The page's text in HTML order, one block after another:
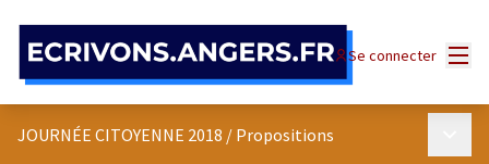
Se connecter
JOURNÉE CITOYENNE 2018 / Propositions